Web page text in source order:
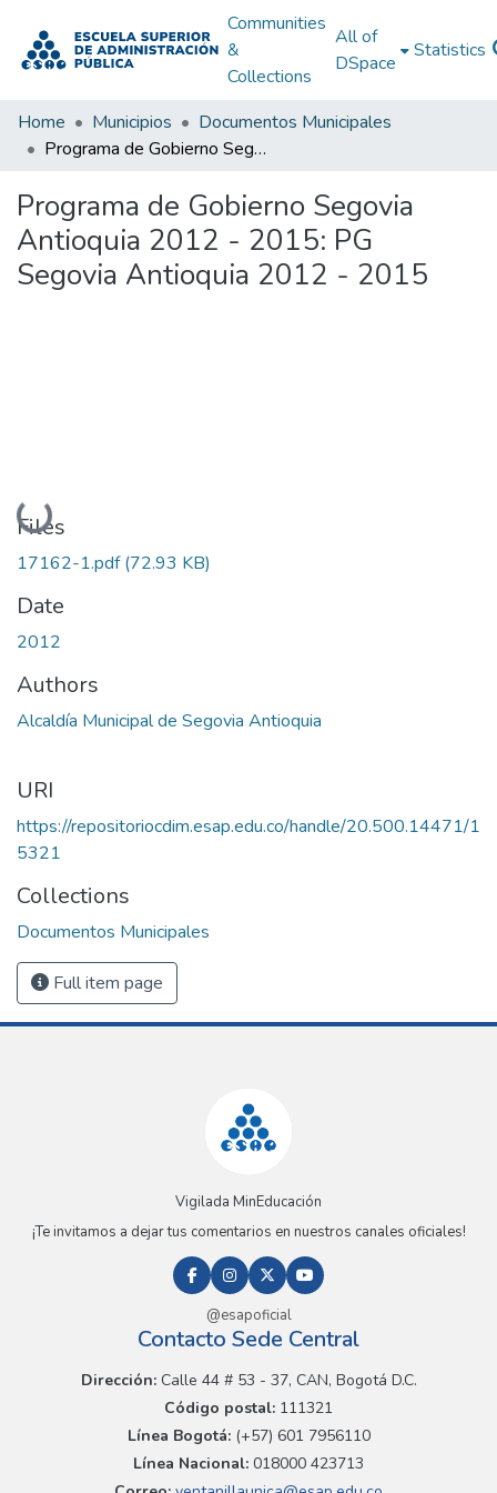
Communities
&
Collections
All of
DSpace
Statistics
Home Municipios
Documentos Municipales
Programa de Gobierno Segovia Antioquia 2012 - 2015: PG Segovia Antioquia 2012 - 2015
Programa de Gobierno Segovia
Antioquia 2012 - 2015: PG
Segovia Antioquia 2012 - 2015
Loading...
Files
17162-1.pdf(72.93 KB)
Date
2012
Authors
Alcaldía Municipal de Segovia Antioquia
URI
https://repositoriocdim.esap.edu.co/handle/20.500.14471/1
5321
Collections
Documentos Municipales
Full item page
Vigilada MinEducación
¡Te invitamos a dejar tus comentarios en nuestros canales oficiales!
@esapoficial
Contacto Sede Central
Dirección:Calle 44 # 53 - 37, CAN, Bogotá D.C.
Código postal: 111321
Línea Bogotá:(+57) 601 7956110
Línea Nacional: 018000 423713